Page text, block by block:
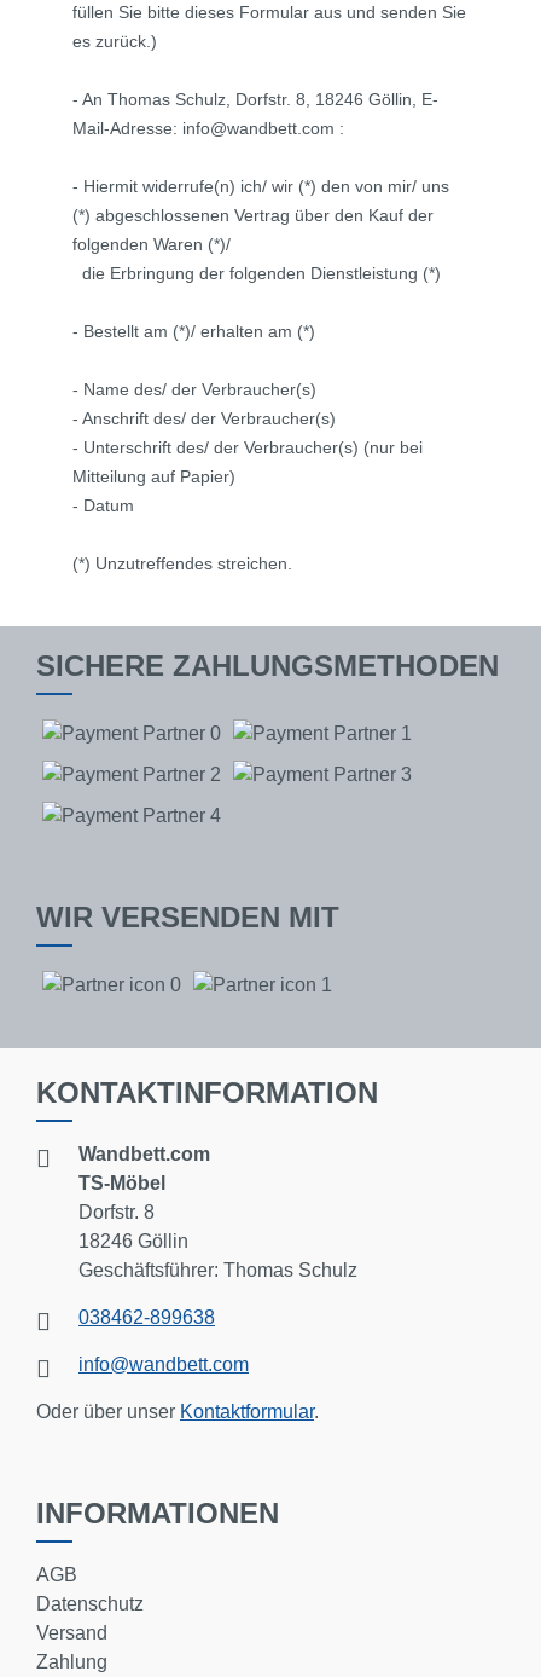
füllen Sie bitte dieses Formular aus und senden Sie
es zurück.)
- An Thomas Schulz, Dorfstr. 8, 18246 Göllin
E-
Mail-Adresse: info@wandbett.com :
- Hiermit widerrufe(n) ich/ wir (*) den von mir/ uns
(*) abgeschlossenen Vertrag über den Kauf der
folgenden Waren (*)/
die Erbringung der folgenden Dienstleistung (*)
- Bestellt am (*)/ erhalten am (*)
- Name des/ der Verbraucher(s)
- Anschrift des/ der Verbraucher(s)
- Unterschrift des/ der Verbraucher(s) (nur bei
Mitteilung auf Papier)
- Datum
(*) Unzutreffendes streichen.
SICHERE ZAHLUNGSMETHODEN
WIR VERSENDEN MIT
KONTAKTINFORMATION
Wandbett.com
TS-Möbel
Dorfstr. 8
18246 Göllin
Geschäftsführer: Thomas Schulz
038462-899638
info@wandbett.com
Oder über unser Kontaktformular.
INFORMATIONEN
AGB
Datenschutz
Versand
Zahlung